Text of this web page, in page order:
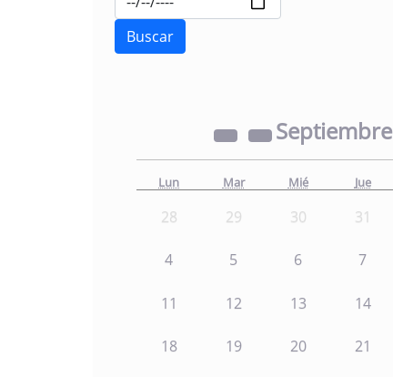
Septiembre
Lun Mar Mié Jue
28 29 30 31
4 5 6 7
11 12 13 14
18 19 20 21